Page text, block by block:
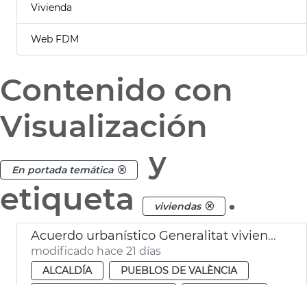
Vivienda
Web FDM
Contenido con
Visualización
En portada temática
y
etiqueta
viviendas .
Acuerdo urbanístico Generalitat viviendas la Torre València
modificado hace 21 días
ALCALDÍA
PUEBLOS DE VALÈNCIA